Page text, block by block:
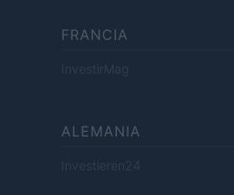
FRANCIA
InvestirMag
ALEMANIA
Investieren24